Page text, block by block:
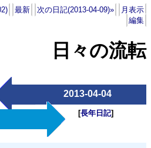
最新 次の日記(2013-04-09)»
月表示
編集
日々の流転
2013-04-04
[長年日記]